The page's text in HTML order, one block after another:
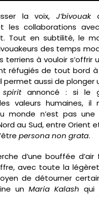
la voix, J’bivouak
les collaborations avec
Tout en subtilité, le
des temps
terriens à vouloir s’offrir
réfugiés de tout bord
permet aussi de plonger
annoncé : si le
valeurs humaines, il
monde n’est pas
au Sud, entre Orient
persona non grata.
d’une bouffée d’air
avec toute la
de détourner
un Maria Kalashqui